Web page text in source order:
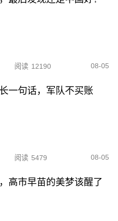
阅读 12190 08-05
一句话，军队不买账
阅读 5479 08-05
高市早苗的美梦该醒了